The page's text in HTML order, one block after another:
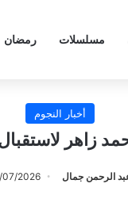
مسلسلات رمضان
أخبار النجوم
زاهر
الرحمن جمال 07/2026